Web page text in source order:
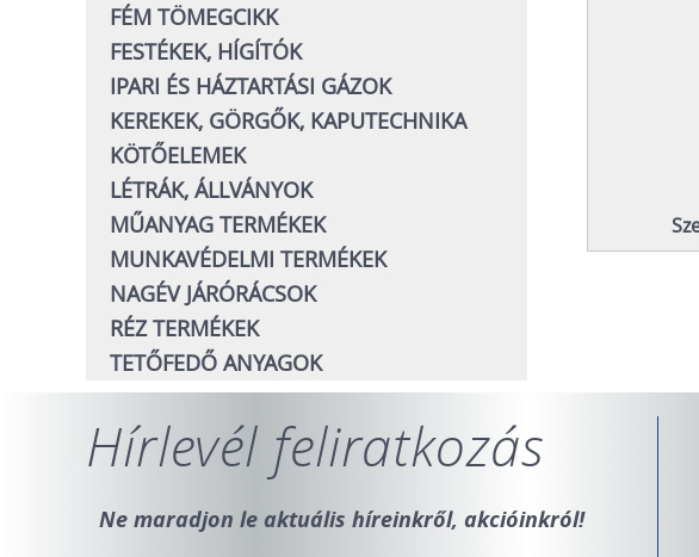
FÉM TÖMEGCIKK
FESTÉKEK, HÍGÍTÓK
IPARI ÉS HÁZTARTÁSI GÁZOK
KEREKEK, GÖRGŐK, KAPUTECHNIKA
KÖTŐELEMEK
LÉTRÁK, ÁLLVÁNYOK
MŰANYAG TERMÉKEK
MUNKAVÉDELMI TERMÉKEK
NAGÉV JÁRÓRÁCSOK
RÉZ TERMÉKEK
TETŐFEDŐ ANYAGOK
Hírlevél feliratkozás
Ne maradjon le aktuális híreinkről, akcióinkról!